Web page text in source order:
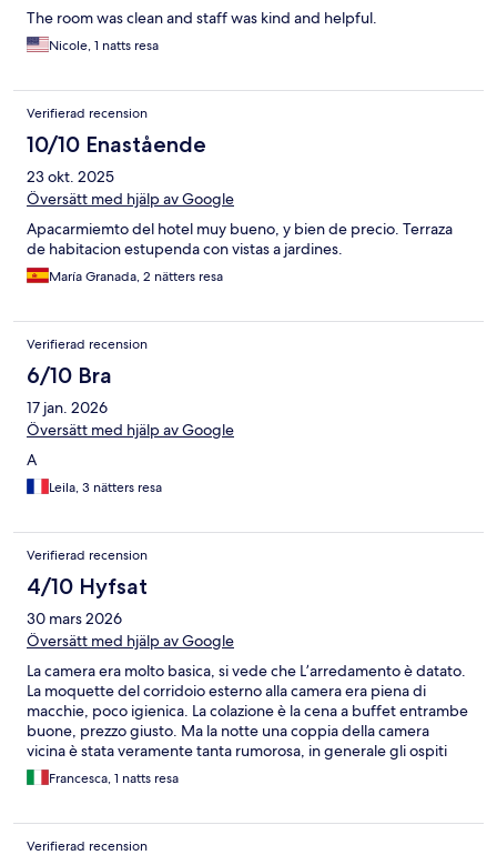
The room was clean and staff was kind and helpful.
Nicole, 1 natts resa
Verifierad recension
10/10 Enastående
23 okt. 2025
Översätt med hjälp av Google
Apacarmiemto del hotel muy bueno, y bien de precio. Terraza
de habitacion estupenda con vistas a jardines.
María Granada, 2 nätters resa
Verifierad recension
6/10 Bra
17 jan. 2026
Översätt med hjälp av Google
A
Leila, 3 nätters resa
Verifierad recension
4/10 Hyfsat
30 mars 2026
Översätt med hjälp av Google
La camera era molto basica, si vede che L’arredamento è datato.
La moquette del corridoio esterno alla camera era piena di
macchie, poco igienica. La colazione è la cena a buffet entrambe
buone, prezzo giusto. Ma la notte una coppia della camera
vicina è stata veramente tanta rumorosa, in generale gli ospiti
poco educati. Nonostante ciò, il personale era molto gentile.
Inoltre, ha una palestra. Come hotel di passaggio, per una notte,
Francesca, 1 natts resa
Verifierad recension